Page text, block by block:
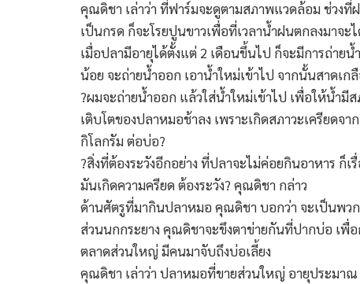
คุณดิชา เล่าว่า ที่ฟาร์มจะดูตามสภาพแวดล้อม ช่วงที่
เป็นกรด ก็จะโรยปูนขาวเพื่อที่เวลาน้ำฝนตกลงมาจ
เมื่อปลามีอายุได้ตั้งแต่ 2 เดือนขึ้นไป ก็จะมีการถ่าย
น้อย จะถ่ายน้ำออก เอาน้ำใหม่เข้าไป จากนั้นสาดเก
?ผมจะถ่ายน้ำออก แล้วใส่น้ำใหม่เข้าไป เพื่อให้น้ำ
เติบโตของปลาหมอช้าลง เพราะเกิดสภาวะเครียด
กิโลกรัม ต่อบ่อ?
?สิ่งที่ต้องระวังอีกอย่าง ที่ปลาจะไม่ค่อยกินอาหาร ก็
มันเกิดความครียด ต้องระวัง? คุณดิชา กล่าว
ด้านศัตรูที่มากินปลาหมอ คุณดิชา บอกว่า จะเป็นพว
ส่วนนกกระยาง คุณดิชาจะขึงตาข่ายกันที่ปากบ่อ เพื่
ตลาดส่วนใหญ่ มีคนมาจับถึงบ่อเลี้ยง
คุณดิชา เล่าว่า ปลาหมอที่ขายส่วนใหญ่ อายุประมา